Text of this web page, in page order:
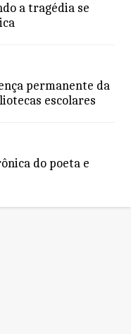
a tragédia se
permanente da
escolares
do poeta e